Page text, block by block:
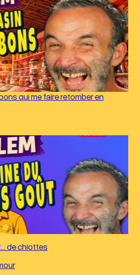
qui me faire retomber en
de chiottes